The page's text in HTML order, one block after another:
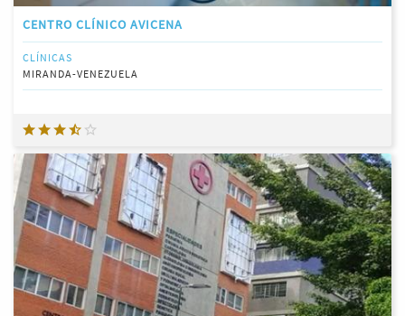
CENTRO CLÍNICO AVICENA
CLÍNICAS
MIRANDA-VENEZUELA